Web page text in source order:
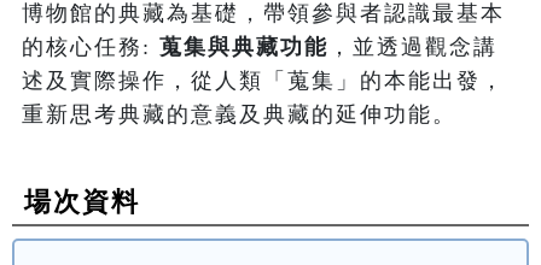
博物館的典藏為基礎，帶領參與者認識最基本
的核心任務: 蒐集與典藏功能 ，並透過觀念講
述及實際操作，從人類「蒐集」的本能出發，
重新思考典藏的意義及典藏的延伸功能。
場次資料